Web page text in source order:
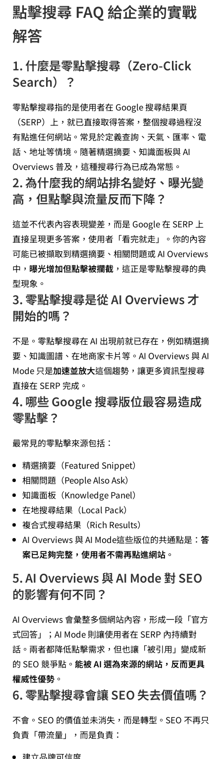
點擊搜尋 FAQ 給企業的實戰
解答
1. 什麼是零點擊搜尋（Zero-Click
Search）？
零點擊搜尋指的是使用者在 Google 搜尋結果頁
（SERP）上，就已直接取得答案，整個搜尋過程沒
有點進任何網站。常見於定義查詢、天氣、匯率、電
話、地址等情境。隨著精選摘要、知識面板與 AI
Overviews 普及，這種搜尋行為已成為常態。
2. 為什麼我的網站排名變好、曝光變
高，但點擊與流量反而下降？
這並不代表內容表現變差，而是 Google 在 SERP 上
直接呈現更多答案，使用者「看完就走」。你的內容
可能已被擷取到精選摘要、相關問題或 AI Overviews
中， 曝光增加但點擊被攔截 ，這正是零點擊搜尋的典
型現象。
3. 零點擊搜尋是從 AI Overviews 才
開始的嗎？
不是。零點擊搜尋在 AI 出現前就已存在，例如精選摘
要、知識圖譜、在地商家卡片等。AI Overviews 與 AI
Mode 只是加速並放大這個趨勢，讓更多資訊型搜尋
直接在 SERP 完成。
4. 哪些 Google 搜尋版位最容易造成
零點擊？
最常見的零點擊來源包括：
精選摘要（Featured Snippet）
相關問題（People Also Ask）
知識面板（Knowledge Panel）
在地搜尋結果（Local Pack）
複合式搜尋結果（Rich Results）
AI Overviews 與 AI Mode這些版位的共通點是： 答
案已足夠完整，使用者不需再點進網站 。
5. AI Overviews 與 AI Mode 對 SEO
的影響有何不同？
AI Overviews 會彙整多個網站內容，形成一段「官方
式回答」；AI Mode 則讓使用者在 SERP 內持續對
話。兩者都降低點擊需求，但也讓「被引用」變成新
的 SEO 競爭點。 能被 AI 選為來源的網站，反而更具
權威性優勢 。
6. 零點擊搜尋會讓 SEO 失去價值嗎？
不會。SEO 的價值並未消失，而是轉型。SEO 不再只
負責「帶流量」，而是負責：